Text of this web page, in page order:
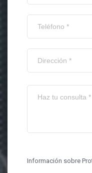
Información sobre